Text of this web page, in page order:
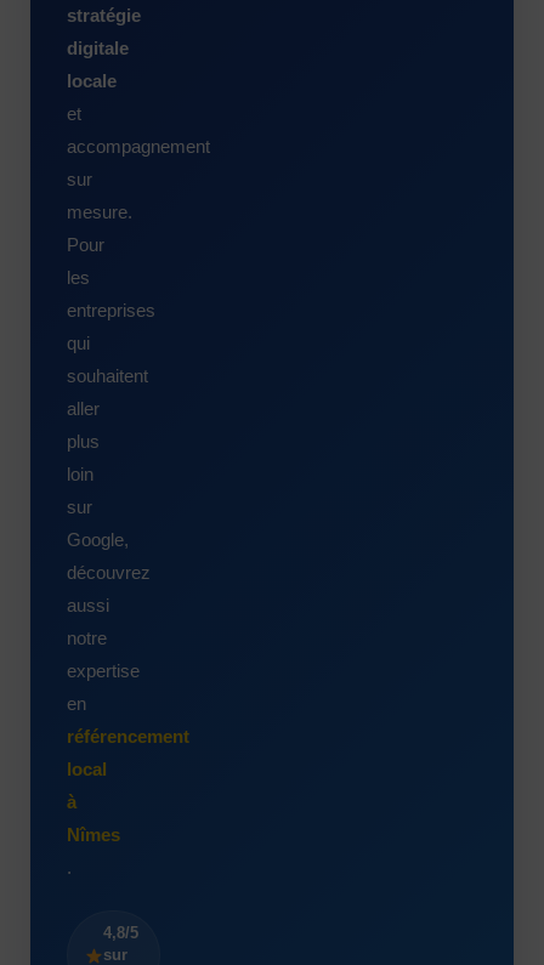
stratégie
digitale
locale
et
accompagnement
sur
mesure.
Pour
les
entreprises
qui
souhaitent
aller
plus
loin
sur
Google,
découvrez
aussi
notre
expertise
en
référencement
local
à
Nîmes
.
4,8/5
sur